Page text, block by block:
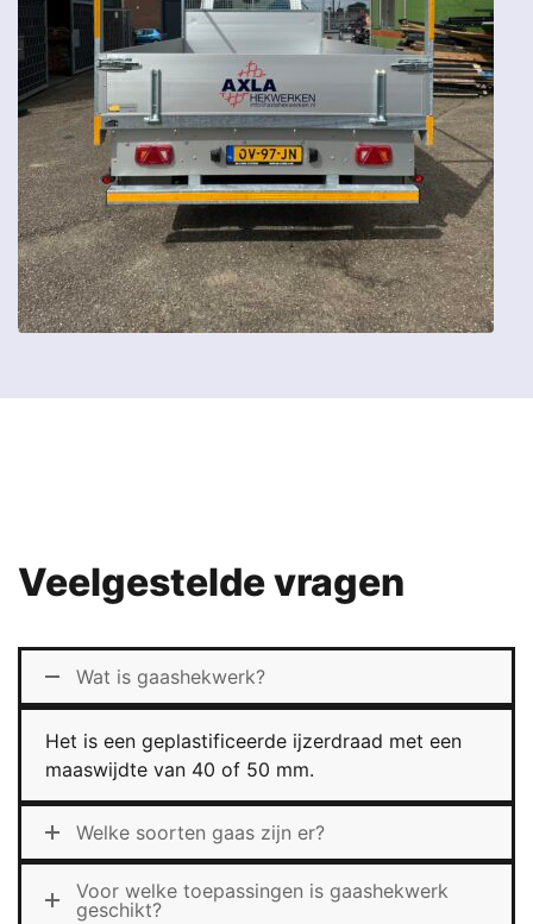
Veelgestelde vragen
Wat is gaashekwerk?
Het is een geplastificeerde ijzerdraad met een
maaswijdte van 40 of 50 mm.
Welke soorten gaas zijn er?
Voor welke toepassingen is gaashekwerk
geschikt?